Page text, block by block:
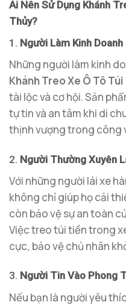
Ai Nên Sử Dụng Khánh
Thủy?
1. Người Làm Kinh Doanh
Những người làm kinh
Khánh Treo Xe Ô Tô
tài lộc và cơ hội. Sản
tự tin và an tâm khi di
thịnh vượng trong công
2. Người Thường Xuyên
Với những người lái xe
không chỉ giúp họ cải
còn bảo vệ sự an toàn
Việc treo túi tiền trong
cực, bảo vệ chủ nhân
3. Người Tin Vào Phong
Nếu bạn là người yêu